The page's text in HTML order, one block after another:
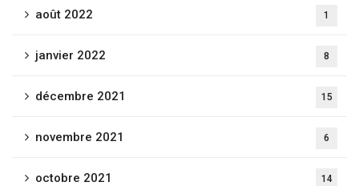
août 2022 1
janvier 2022 8
décembre 2021 15
novembre 2021 6
octobre 2021 14